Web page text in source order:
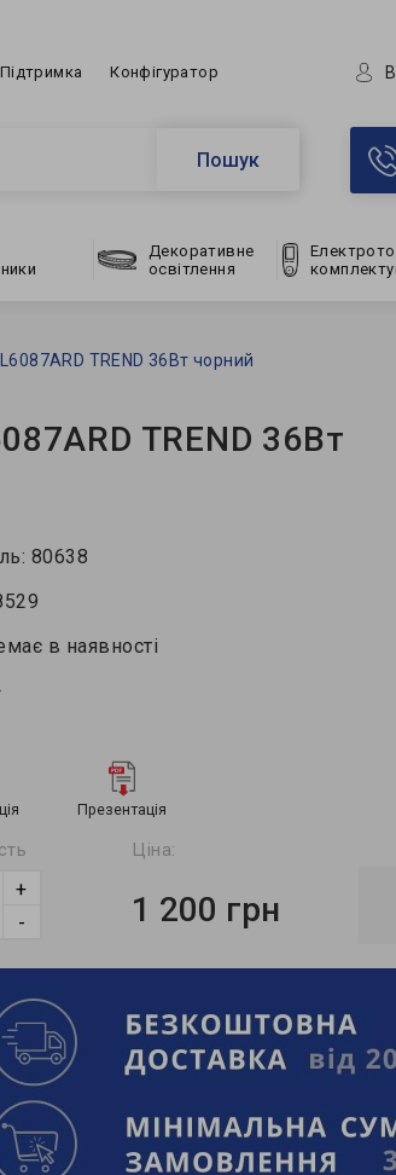
Підтримка Конфігуратор
Пошук
Декоративне
освітлення
TREND 36Вт чорний
TREND 36Вт
80638
в наявності
Презентація
-
+
Ціна:
1 200 грн